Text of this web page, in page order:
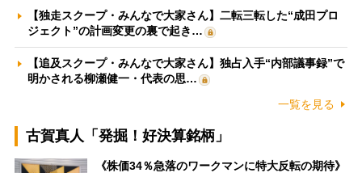
【独走スクープ・みんなで大家さん】二転三転した“成田プロ
ジェクト”の計画変更の裏で起き…
【追及スクープ・みんなで大家さん】独占入手“内部議事録”で
明かされる柳瀬健一・代表の思…
一覧を見る
古賀真人「発掘！好決算銘柄」
《株価34％急落のワークマンに特大反転の期待》